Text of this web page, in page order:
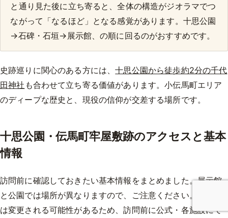
と通り見た後に立ち寄ると、全体の構造がジオラマでつ
ながって「なるほど」となる感覚があります。十思公園
→石碑・石垣→展示館、の順に回るのがおすすめです。
史跡巡りに関心のある方には、十思公園から徒歩約2分の千代
田神社 も合わせて立ち寄る価値があります。小伝馬町エリア
のディープな歴史と、現役の信仰が交差する場所です。
十思公園・伝馬町牢屋敷跡のアクセスと基本
情報
訪問前に確認しておきたい基本情報をまとめました。展示館
と公園では場所が異なりますので、ご注意ください。各情報
は変更される可能性があるため、訪問前に公式・各施設にて